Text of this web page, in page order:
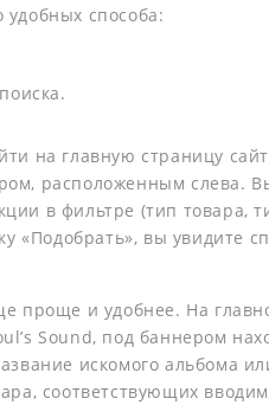
удобных способа:
на главную страницу
расположенным слева.
в фильтре (тип товара,
«Подобрать», вы увидите
проще и удобнее. На
Sound, под баннером
искомого альбома
соответствующих